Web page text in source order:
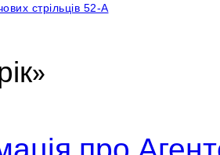
стрільців 52-А